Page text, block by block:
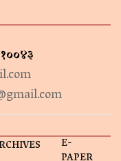
E-